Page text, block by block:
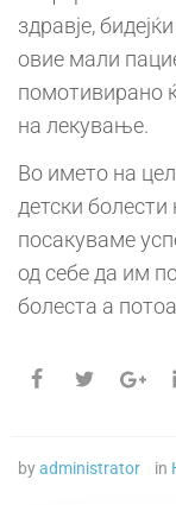
здравје,
овие мали
помотивирано
на лекување.
Во името на
детски
посакуваме
од себе да им
болеста а
byadministrator in